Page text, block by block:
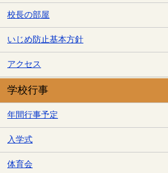
校長の部屋
いじめ防止基本方針
アクセス
学校行事
年間行事予定
入学式
体育会